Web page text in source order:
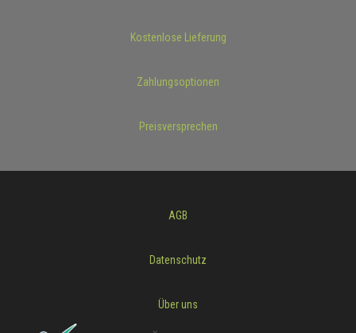
Kostenlose Lieferung
Zahlungsoptionen
Preisversprechen
AGB
Datenschutz
Über uns